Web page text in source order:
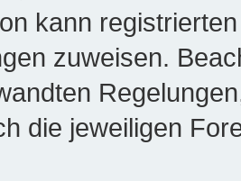
kann
zuweisen.
die jeweiligen